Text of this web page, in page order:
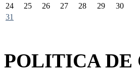
24 25 26 27 28 29
30
31
POLITICA DE